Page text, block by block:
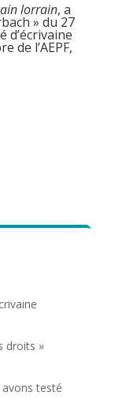
lorrain, a
» du 27
d’écrivaine
de l’AEPF,
droits »
testé